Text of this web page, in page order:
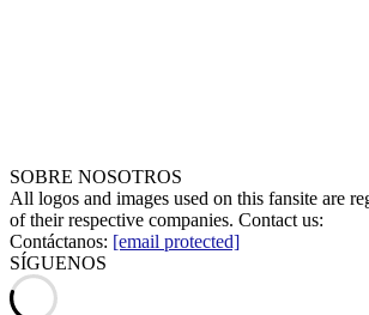
SOBRE NOSOTROS
All logos and images used on this fansite are
of their respective companies. Contact us:
Contáctanos: [email protected]
SÍGUENOS